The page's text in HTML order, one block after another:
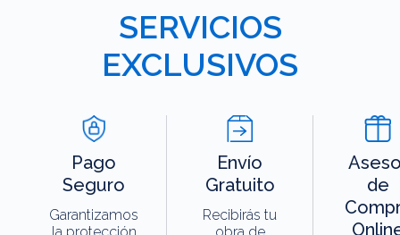
SERVICIOS
EXCLUSIVOS
Pago
Seguro
Garantizamos
Envío
Gratuito
Recibirás tu
de